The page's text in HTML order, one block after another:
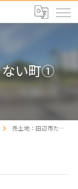
ない町①
売土地：田辺市たきない町①